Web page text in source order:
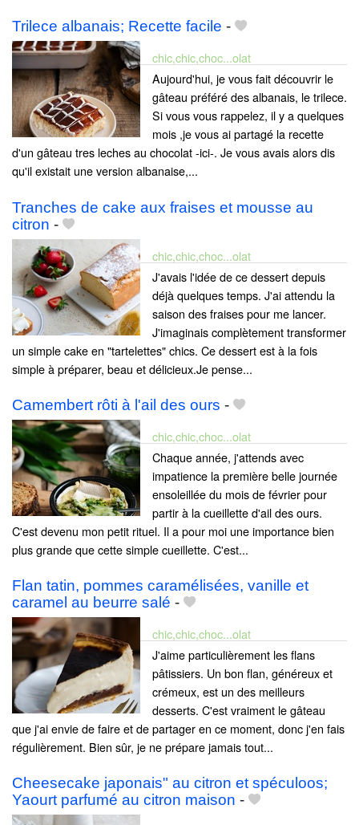
Trilece albanais; Recette facile -
chic,chic,choc...olat
Aujourd'hui, je vous fait découvrir le
gâteau préféré des albanais, le trilece.
Si vous vous rappelez, il y a quelques
mois ,je vous ai partagé la recette
d'un gâteau tres leches au chocolat -ici-. Je vous avais alors dis
qu'il existait une version albanaise,...
Tranches de cake aux fraises et mousse au
citron -
chic,chic,choc...olat
J'avais l'idée de ce dessert depuis
déjà quelques temps. J'ai attendu la
saison des fraises pour me lancer.
J'imaginais complètement transformer
un simple cake en "tartelettes" chics. Ce dessert est à la fois
simple à préparer, beau et délicieux.Je pense...
Camembert rôti à l'ail des ours -
chic,chic,choc...olat
Chaque année, j'attends avec
impatience la première belle journée
ensoleillée du mois de février pour
partir à la cueillette d'ail des ours.
C'est devenu mon petit rituel. Il a pour moi une importance bien
plus grande que cette simple cueillette. C'est...
Flan tatin, pommes caramélisées, vanille et
caramel au beurre salé -
chic,chic,choc...olat
J'aime particulièrement les flans
pâtissiers. Un bon flan, généreux et
crémeux, est un des meilleurs
desserts. C'est vraiment le gâteau
que j'ai envie de faire et de partager en ce moment, donc j'en fais
régulièrement. Bien sûr, je ne prépare jamais tout...
Cheesecake japonais" au citron et spéculoos;
Yaourt parfumé au citron maison -